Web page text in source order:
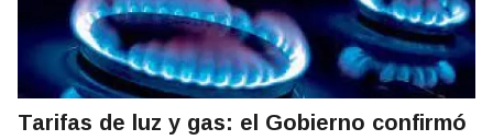
Tarifas de luz y gas: el Gobierno confirmó